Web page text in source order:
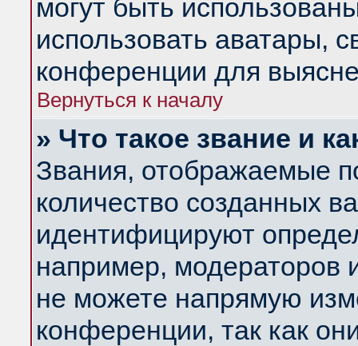
могут быть
использовать аватары,
конференции для
Вернуться к началу
» Что такое звание и
Звания, отображаемые
количество созданных
идентифицируют
например, модераторов
не можете напрямую
конференции, так как